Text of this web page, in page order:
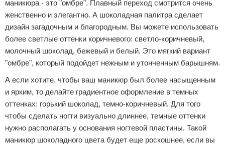
маникюра - это "омбре". Плавный переход смотрится очень
женственно и элегантно. А шоколадная палитра сделает
дизайн загадочным и благородным. Вы можете использовать
более светлые оттенки коричневого: светло-коричневый,
молочный шоколад, бежевый и белый. Это мягкий вариант
"омбре", который подойдет нежным и утонченным барышням.
А если хотите, чтобы ваш маникюр был более насыщенным
и ярким, то делайте градиентное оформление в темных
оттенках: горький шоколад, темно-коричневый. Для того
чтобы сделать ногти визуально длиннее, темные оттенки
нужно располагать у основания ногтевой пластины. Такой
маникюр шоколадного цвета будет еще роскошнее, если вы